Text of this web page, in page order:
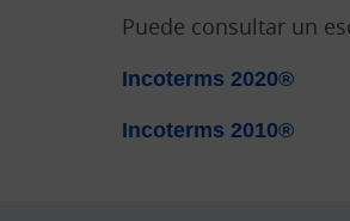
Puede consultar un
Incoterms 2020®
Incoterms 2010®